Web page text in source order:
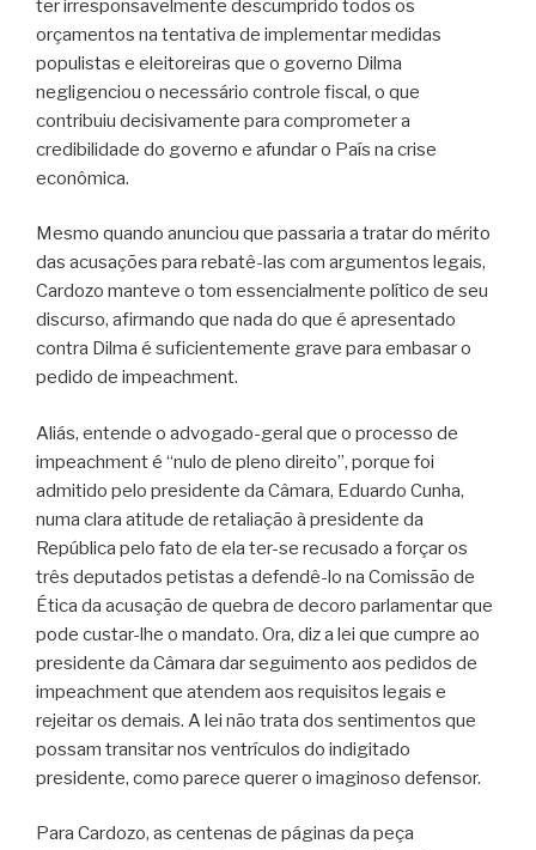
ter irresponsavelmente descumprido todos os
orçamentos na tentativa de implementar medidas
populistas e eleitoreiras que o governo Dilma
negligenciou o necessário controle fiscal, o que
contribuiu decisivamente para comprometer a
credibilidade do governo e afundar o País na crise
econômica.
Mesmo quando anunciou que passaria a tratar do mérito
das acusações para rebatê-las com argumentos legais,
Cardozo manteve o tom essencialmente político de seu
discurso, afirmando que nada do que é apresentado
contra Dilma é suficientemente grave para embasar o
pedido de impeachment.
Aliás, entende o advogado-geral que o processo de
impeachment é “nulo de pleno direito”, porque foi
admitido pelo presidente da Câmara, Eduardo Cunha,
numa clara atitude de retaliação à presidente da
República pelo fato de ela ter-se recusado a forçar os
três deputados petistas a defendê-lo na Comissão de
Ética da acusação de quebra de decoro parlamentar que
pode custar-lhe o mandato. Ora, diz a lei que cumpre ao
presidente da Câmara dar seguimento aos pedidos de
impeachment que atendem aos requisitos legais e
rejeitar os demais. A lei não trata dos sentimentos que
possam transitar nos ventrículos do indigitado
presidente, como parece querer o imaginoso defensor.
Para Cardozo, as centenas de páginas da peça